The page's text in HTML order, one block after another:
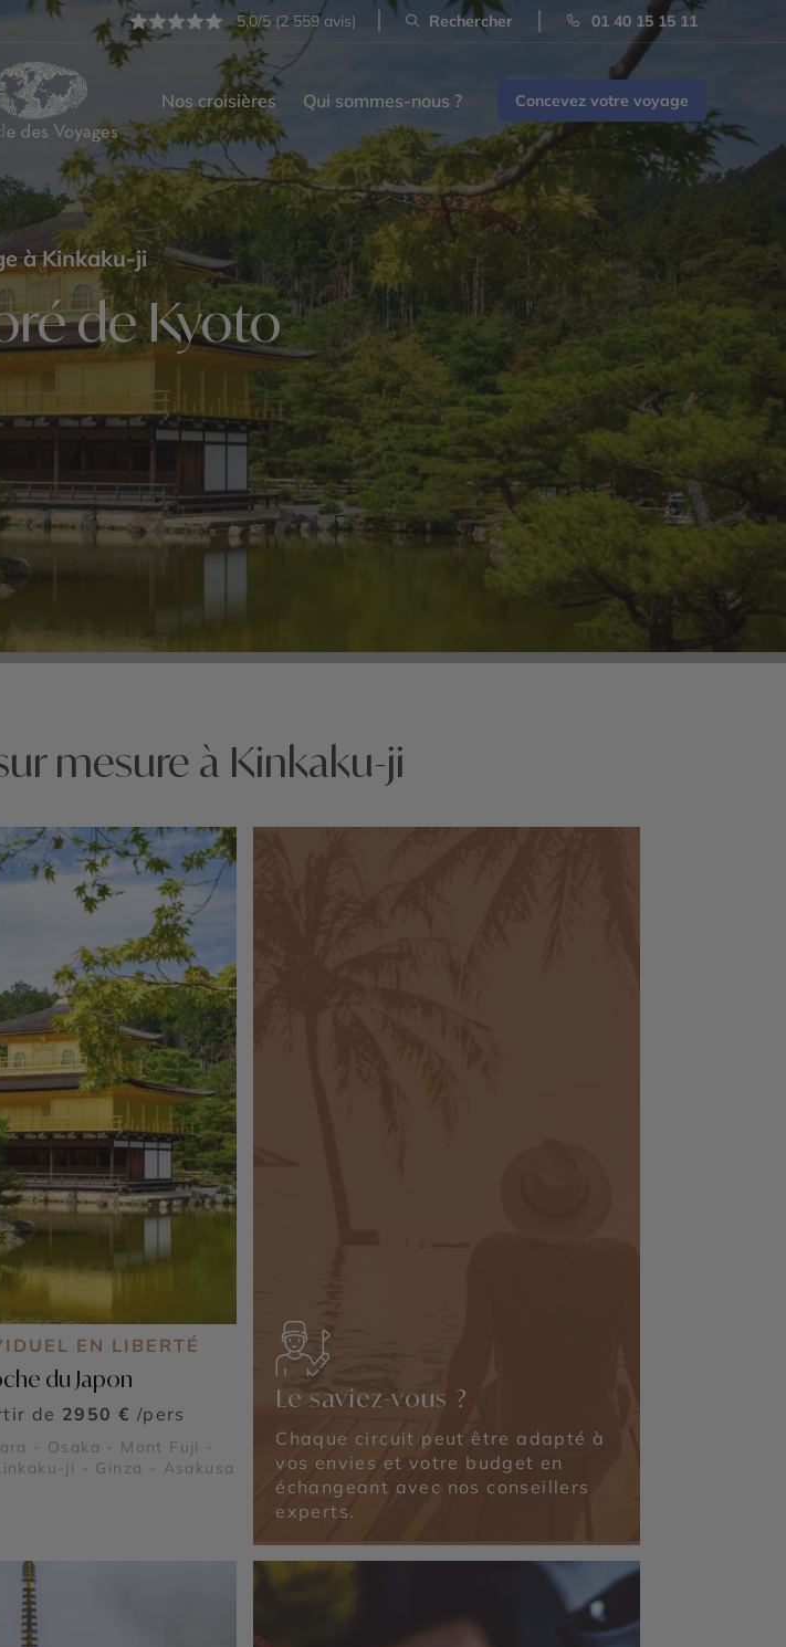
5,0/5 (2 559 avis) Rechercher 01 40 15 15 11
Nos croisières Qui sommes-nous ? Concevez votre voyage
à Kinkaku-ji
de Kyoto
mesure à Kinkaku-ji
EN LIBERTÉ
du Japon
de 2950 € /pers
- Osaka - Mont Fuji -
ji - Ginza - Asakusa
Le saviez-vous ?
Chaque circuit peut être adapté à
vos envies et votre budget en
échangeant avec nos conseillers
experts.